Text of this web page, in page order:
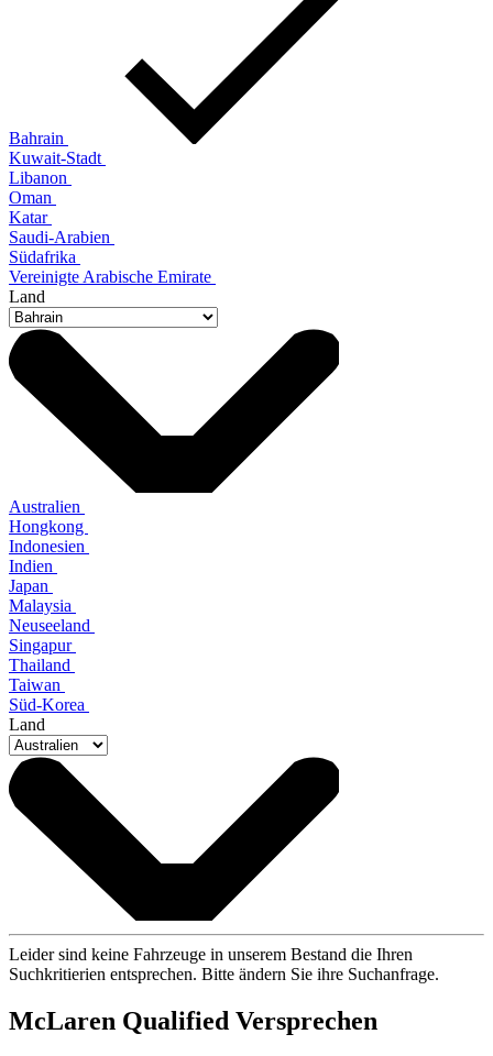
Bahrain
Kuwait-Stadt
Libanon
Oman
Katar
Saudi-Arabien
Südafrika
Vereinigte Arabische Emirate
Land
Australien
Hongkong
Indonesien
Indien
Japan
Malaysia
Neuseeland
Singapur
Thailand
Taiwan
Süd-Korea
Land
Leider sind keine Fahrzeuge in unserem Bestand die Ihren
Suchkritierien entsprechen. Bitte ändern Sie ihre Suchanfrage.
McLaren Qualified Versprechen